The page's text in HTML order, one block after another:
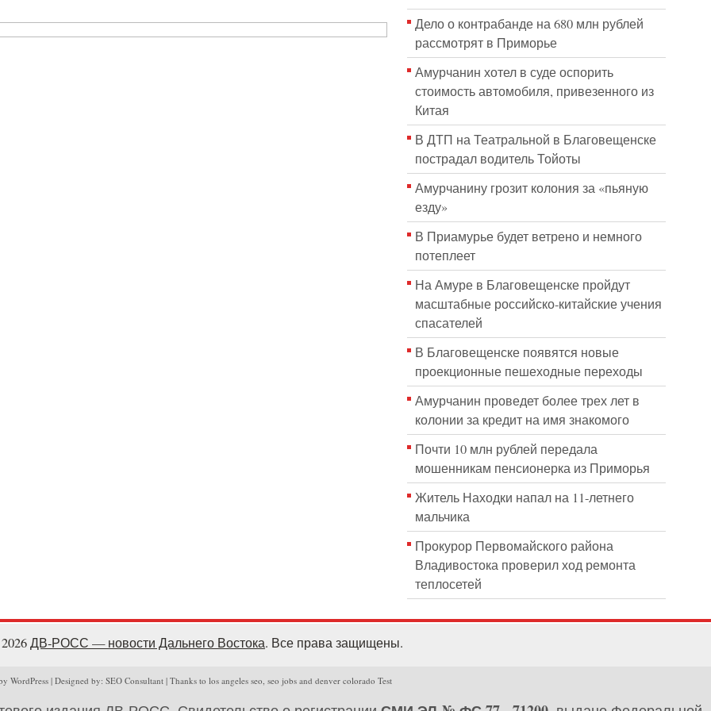
Дело о контрабанде на 680 млн рублей
рассмотрят в Приморье
Амурчанин хотел в суде оспорить
стоимость автомобиля, привезенного из
Китая
В ДТП на Театральной в Благовещенске
пострадал водитель Тойоты
Амурчанину грозит колония за «пьяную
езду»
В Приамурье будет ветрено и немного
потеплеет
На Амуре в Благовещенске пройдут
масштабные российско-китайские учения
спасателей
В Благовещенске появятся новые
проекционные пешеходные переходы
Амурчанин проведет более трех лет в
колонии за кредит на имя знакомого
Почти 10 млн рублей передала
мошенникам пенсионерка из Приморья
Житель Находки напал на 11-летнего
мальчика
Прокурор Первомайского района
Владивостока проверил ход ремонта
теплосетей
ДВ-РОСС — новости Дальнего Востока. Все права защищены.
WordPress | Designed by: SEO Consultant | Thanks to los angeles seo, seo jobs and denver colorado Test